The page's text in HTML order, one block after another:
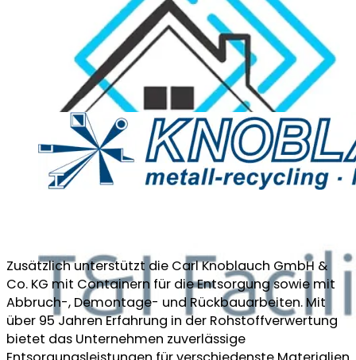
Zusätzlich unterstützt die Carl Knoblauch GmbH &
Co. KG mit Containern für die Entsorgung sowie mit
Abbruch-, Demontage- und Rückbauarbeiten. Mit
über 95 Jahren Erfahrung in der Rohstoffverwertung
bietet das Unternehmen zuverlässige